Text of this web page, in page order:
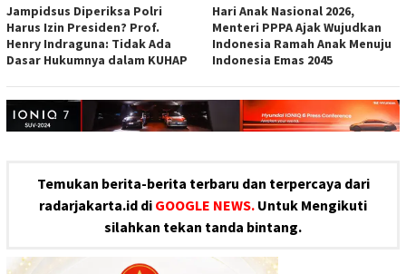
Jampidsus Diperiksa Polri
Harus Izin Presiden? Prof.
Henry Indraguna: Tidak Ada
Dasar Hukumnya dalam KUHAP
Hari Anak Nasional 2026,
Menteri PPPA Ajak Wujudkan
Indonesia Ramah Anak Menuju
Indonesia Emas 2045
Temukan berita-berita terbaru dan terpercaya dari
radarjakarta.id di GOOGLE NEWS. Untuk Mengikuti
silahkan tekan tanda bintang.